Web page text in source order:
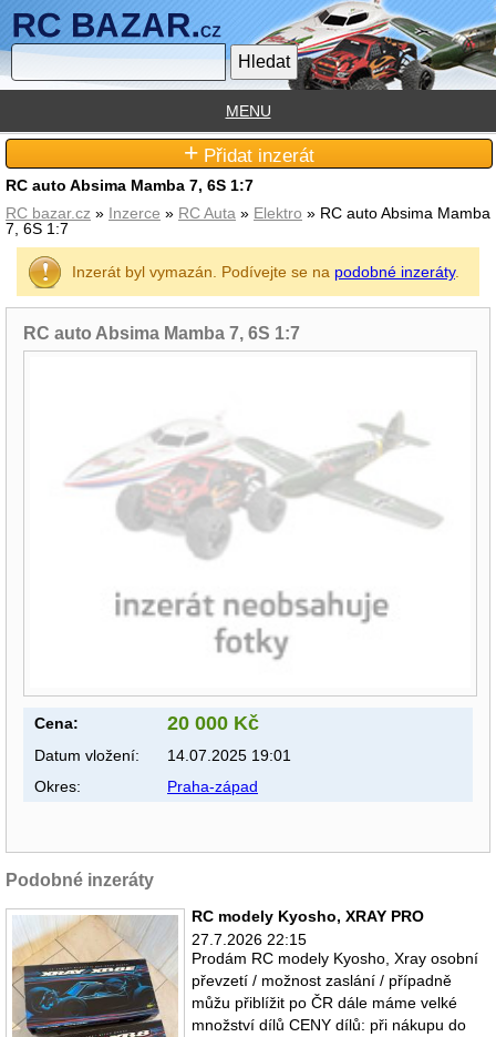
RC auto Absima Mamba 7, 6S 1:7
Inzerát byl vymazán. Podívejte se na podobné inzeráty.
RC auto Absima Mamba 7, 6S 1:7
Cena: 20 000 Kč
Datum vložení:
14.07.2025 19:01
Okres:
Praha-západ
Podobné inzeráty
RC modely Kyosho, XRAY PRO
27.7.2026 22:15
Prodám RC modely Kyosho, Xray osobní
převzetí / možnost zaslání / případně
můžu přiblížit po ČR dále máme velké
množství dílů CENY dílů: při nákupu do
RC bazar.cz » Inzerce » RC Auta » Elektro » RC auto Absima Mamba
7, 6S 1:7
MENU
+ Přidat inzerát